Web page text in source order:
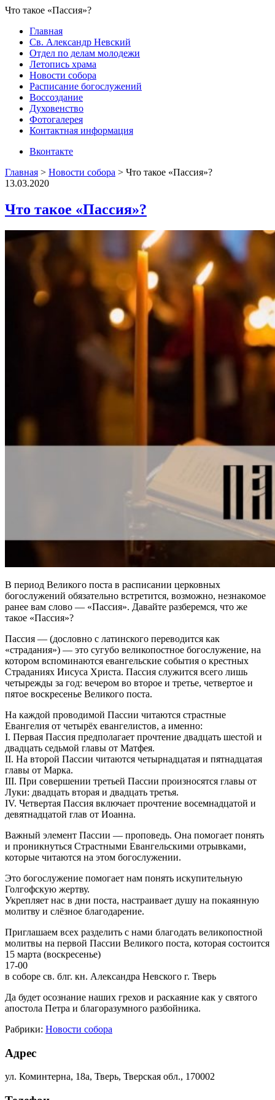
Что такое «Пассия»?
Главная
Св. Александр Невский
Отдел по делам молодежи
Летопись храма
Новости собора
Расписание богослужений
Воссоздание
Духовенство
Фотогалерея
Контактная информация
Вконтакте
Главная > Новости собора > Что такое «Пассия»?
13.03.2020
Что такое «Пассия»?
В период Великого поста в расписании церковных
богослужений обязательно встретится, возможно, незнакомое
ранее вам слово — «Пассия». Давайте разберемся, что же
такое «Пассия»?
Пассия — (дословно с латинского переводится как
«страдания») — это сугубо великопостное богослужение, на
котором вспоминаются евангельские события о крестных
Страданиях Иисуса Христа. Пассия служится всего лишь
четырежды за год: вечером во второе и третье, четвертое и
пятое воскресенье Великого поста.
На каждой проводимой Пассии читаются страстные
Евангелия от четырёх евангелистов, а именно:
I. Первая Пассия предполагает прочтение двадцать шестой и
двадцать седьмой главы от Матфея.
II. На второй Пассии читаются четырнадцатая и пятнадцатая
главы от Марка.
III. При совершении третьей Пассии произносятся главы от
Луки: двадцать вторая и двадцать третья.
IV. Четвертая Пассия включает прочтение восемнадцатой и
девятнадцатой глав от Иоанна.
Важный элемент Пассии — проповедь. Она помогает понять
и проникнуться Страстными Евангельскими отрывками,
которые читаются на этом богослужении.
Это богослужение помогает нам понять искупительную
Голгофскую жертву.
Укрепляет нас в дни поста, настраивает душу на покаянную
молитву и слёзное благодарение.
Приглашаем всех разделить с нами благодать великопостной
молитвы на первой Пассии Великого поста, которая состоится
15 марта (воскресенье)
17-00
в соборе св. блг. кн. Александра Невского г. Тверь
Да будет осознание наших грехов и раскаяние как у святого
апостола Петра и благоразумного разбойника.
Рабрики: Новости собора
Адрес
ул. Коминтерна, 18а, Тверь, Тверская обл., 170002